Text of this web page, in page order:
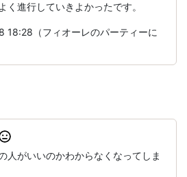
く進行していきよかったです。
（フィオーレのパーティーに
人がいいのかわからなくなってしま